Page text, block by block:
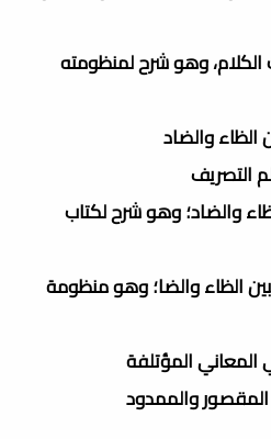
الكلام، وهو شرح لمنظومته
الظاء والضاد
التصريف
والضاد؛ وهو شرح لكتاب
الظاء والضا؛ وهو منظومة
المعاني المؤتلفة
والممدود